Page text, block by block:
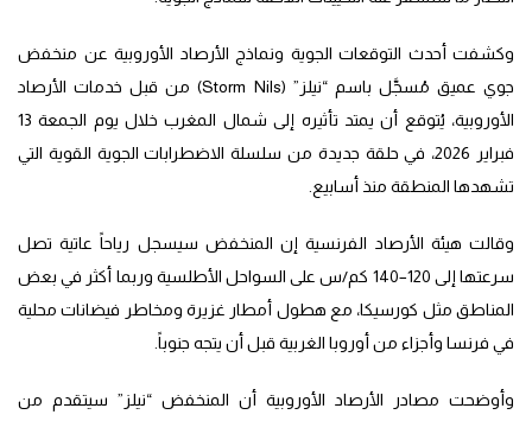
وكشفت أحدث التوقعات الجوية ونماذج الأرصاد الأوروبية عن منخفض
جوي عميق مُسجَّل باسم “نيلز” (Storm Nils) من قبل خدمات الأرصاد
الأوروبية، يُتوقع أن يمتد تأثيره إلى شمال المغرب خلال يوم الجمعة 13
فبراير 2026، في حلقة جديدة من سلسلة الاضطرابات الجوية القوية التي
تشهدها المنطقة منذ أسابيع.
وقالت هيئة الأرصاد الفرنسية إن المنخفض سيسجل رياحاً عاتية تصل
سرعتها إلى 120–140 كم/س على السواحل الأطلسية وربما أكثر في بعض
المناطق مثل كورسيكا، مع هطول أمطار غزيرة ومخاطر فيضانات محلية
في فرنسا وأجزاء من أوروبا الغربية قبل أن يتجه جنوباً.
وأوضحت مصادر الأرصاد الأوروبية أن المنخفض “نيلز” سيتقدم من